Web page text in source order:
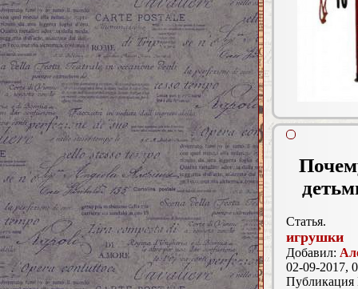
Статья.
игрушки
Добавил:
02-09-2017,